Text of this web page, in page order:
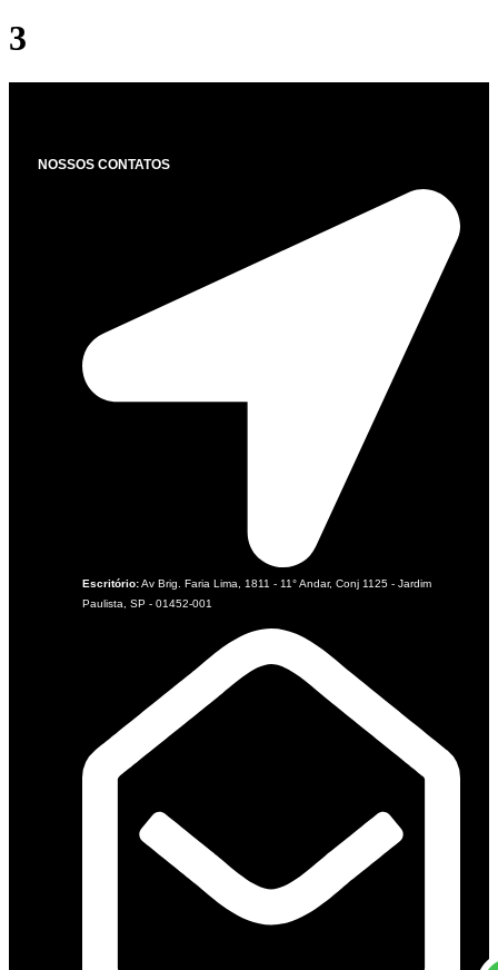
3
NOSSOS CONTATOS
Escritório:Av Brig. Faria Lima, 1811 - 11° Andar, Conj 1125 - Jardim
Paulista, SP - 01452-001